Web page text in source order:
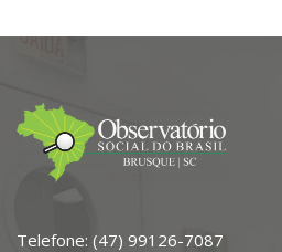
Telefone: (47) 99126-7087